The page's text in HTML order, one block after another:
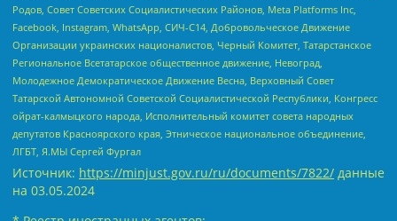
Родов, Совет Советских Социалистических Районов, Meta Platforms Inc,
Facebook, Instagram, WhatsApp, СИЧ-С14, Добровольческое Движение
Организации украинских националистов, Черный Комитет, Татарстанское
Региональное Всетатарское общественное движение, Невоград,
Молодежное Демократическое Движение Весна, Верховный Совет
Татарской Автономной Советской Социалистической Республики, Конгресс
ойрат-калмыцкого народа, Исполнительный комитет совета народных
депутатов Красноярского края, Этническое национальное объединение,
ЛГБТ, Я.МЫ Сергей Фургал
Источник: https://minjust.gov.ru/ru/documents/7822/ данные
на 03.05.2024